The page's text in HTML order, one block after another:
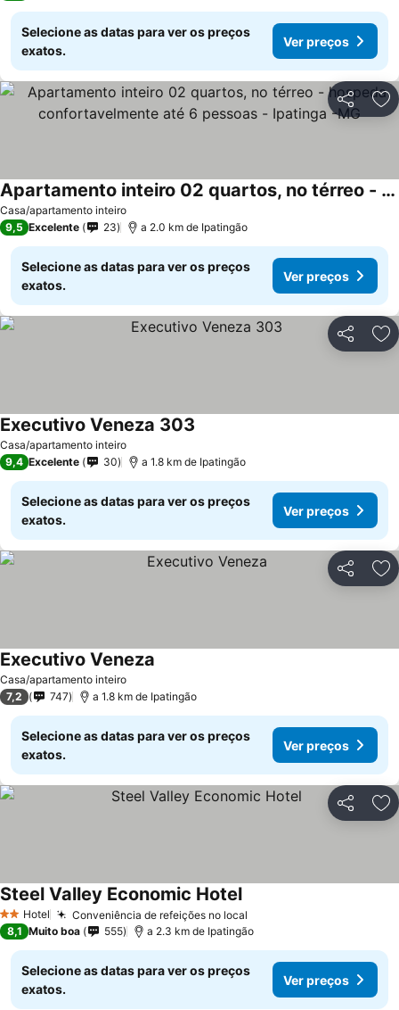
Selecione as datas para ver os preços
exatos.
Ver preços
Partilhar
Casa/apartamento inteiro
Apartamento inteiro 02 quartos, no térreo - hospeda confortavelmente até 6 pessoas - Ipatinga -MG
Ver preços
9,5 Excelente 23 a 2.0 km de Ipatingão
Selecione as datas para ver os preços
exatos.
Ver preços
Partilhar
Casa/apartamento inteiro
Executivo Veneza 303
9,4 Excelente 30 a 1.8 km de Ipatingão
Selecione as datas para ver os preços
exatos.
Ver preços
Partilhar
Casa/apartamento inteiro
Executivo Veneza
7,2 747 a 1.8 km de Ipatingão
Selecione as datas para ver os preços
exatos.
Ver preços
Partilhar
2 Estrelas
Hotel Conveniência de refeições no local
Steel Valley Economic HotelVer preços
8,1 Muito boa 555 a 2.3 km de Ipatingão
Selecione as datas para ver os preços
exatos.
Ver preços